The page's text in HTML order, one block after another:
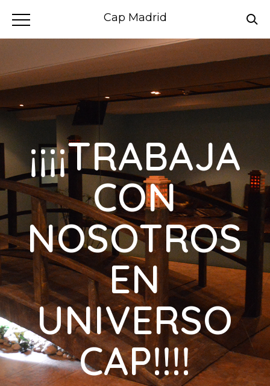
Cap Madrid
¡¡¡¡TRABAJA
CON
NOSOTROS
EN
UNIVERSO
CAP!!!!